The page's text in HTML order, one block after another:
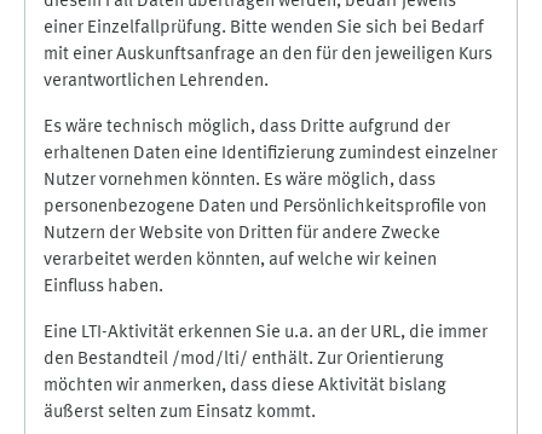
einer Einzelfallprüfung. Bitte wenden Sie sich bei Bedarf
mit einer Auskunftsanfrage an den für den jeweiligen Kurs
verantwortlichen Lehrenden.
Es wäre technisch möglich, dass Dritte aufgrund der
erhaltenen Daten eine Identifizierung zumindest einzelner
Nutzer vornehmen könnten. Es wäre möglich, dass
personenbezogene Daten und Persönlichkeitsprofile von
Nutzern der Website von Dritten für andere Zwecke
verarbeitet werden könnten, auf welche wir keinen
Einfluss haben.
Eine LTI-Aktivität erkennen Sie u.a. an der URL, die immer
den Bestandteil /mod/lti/ enthält. Zur Orientierung
möchten wir anmerken, dass diese Aktivität bislang
äußerst selten zum Einsatz kommt.